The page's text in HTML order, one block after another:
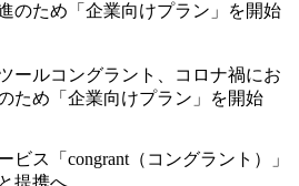
ールコングラント、コロナ禍にお
ため「企業向けプラン」を開始